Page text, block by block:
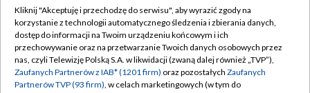
TVP
Abonament TVP
Emisja w TVP
Regulamin TVP
Polityka prywatności
Kliknij "Akceptuję i przechodzę do serwisu", aby wyrazić zgody na
korzystanie z technologii automatycznego śledzenia i zbierania danych,
dostęp do informacji na Twoim urządzeniu końcowym i ich
przechowywanie oraz na przetwarzanie Twoich danych osobowych przez
nas, czyli Telewizję Polską S.A. w likwidacji (zwaną dalej również „TVP”),
Zaufanych Partnerów z IAB* (1201 firm) oraz pozostałych Zaufanych
Partnerów TVP (93 firm), w celach marketingowych (w tym do